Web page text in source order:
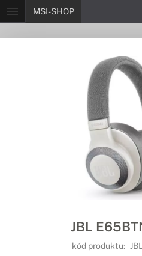
MSI-SHOP
JBL
kód produktu: